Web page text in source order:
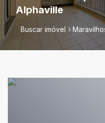
Alphaville
Buscar imóvel